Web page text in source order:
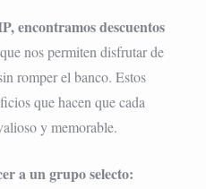
encontramos descuentos
nos permiten disfrutar de
romper el banco. Estos
que hacen que cada
y memorable.
a un grupo selecto: